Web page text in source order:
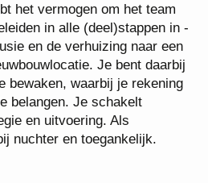
het vermogen om het team
in alle (deel)stappen in
en de verhuizing naar
nieuwbouwlocatie. Je bent
te bewaken, waarbij je
belangen. Je
strategie en uitvoering.
nuchter en toegankelijk.